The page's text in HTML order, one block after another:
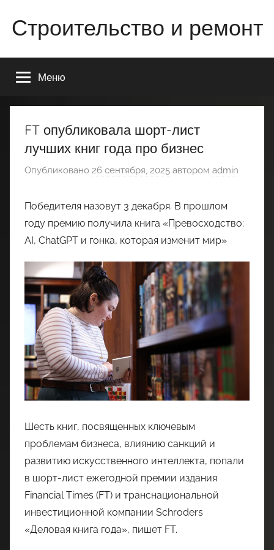
содержимому
Строительство и ремонт
строительстве
ремонте
Вашего
квартиры
Меню
FT опубликовала шорт-лист
лучших книг года про бизнес
Опубликовано 26 сентября, 2025 автором admin
Победителя назовут 3 декабря. В прошлом
году премию получила книга «Превосходство:
AI, ChatGPT и гонка, которая изменит мир»
Шесть книг, посвященных ключевым
проблемам бизнеса, влиянию санкций и
развитию искусственного интеллекта, попали
в шорт-лист ежегодной премии издания
Financial Times (FT) и транснациональной
инвестиционной компании Schroders
«Деловая книга года», пишет FT.